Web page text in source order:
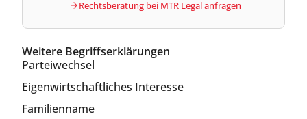
Rechtsberatung bei MTR Legal anfragen
Weitere Begriffserklärungen
Parteiwechsel
Eigenwirtschaftliches Interesse
Familienname